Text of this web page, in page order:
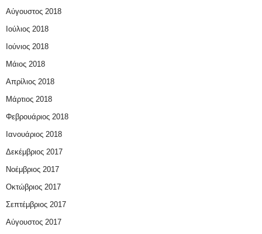
Αύγουστος 2018
Ιούλιος 2018
Ιούνιος 2018
Μάιος 2018
Απρίλιος 2018
Μάρτιος 2018
Φεβρουάριος 2018
Ιανουάριος 2018
Δεκέμβριος 2017
Νοέμβριος 2017
Οκτώβριος 2017
Σεπτέμβριος 2017
Αύγουστος 2017